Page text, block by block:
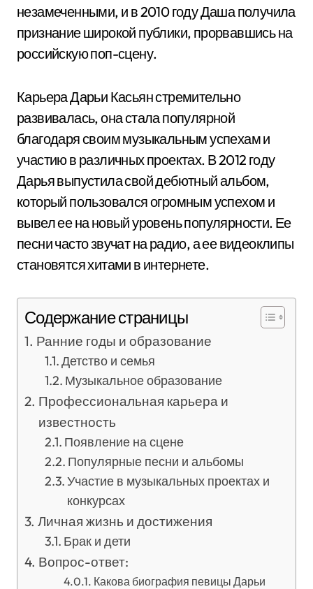
незамеченными, и в 2010 году Даша получила
признание широкой публики, прорвавшись на
российскую поп-сцену.
Карьера Дарьи Касьян стремительно
развивалась, она стала популярной
благодаря своим музыкальным успехам и
участию в различных проектах. В 2012 году
Дарья выпустила свой дебютный альбом,
который пользовался огромным успехом и
вывел ее на новый уровень популярности. Ее
песни часто звучат на радио, а ее видеоклипы
становятся хитами в интернете.
Содержание страницы
Ранние годы и образование
Детство и семья
Музыкальное образование
Профессиональная карьера и
известность
Появление на сцене
Популярные песни и альбомы
Участие в музыкальных проектах и
конкурсах
Личная жизнь и достижения
Брак и дети
Вопрос-ответ:
Какова биография певицы Дарьи